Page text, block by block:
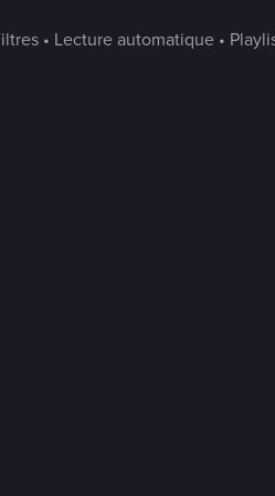
• Lecture automatique •